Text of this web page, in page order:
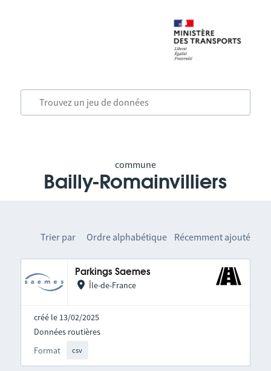
commune
Bailly-Romainvilliers
Trier par Ordre alphabétique Récemment ajouté
Parkings Saemes
Île-de-France
créé le 13/02/2025
Format csv
Données routières